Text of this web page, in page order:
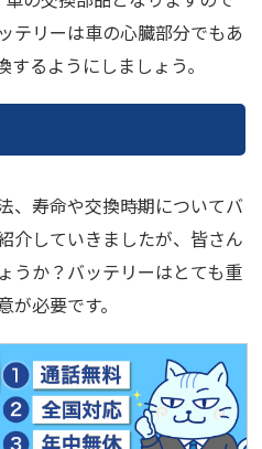
テリーは車の心臓部分でもあ
るようにしましょう。
、寿命や交換時期についてバ
介していきましたが、皆さん
うか？バッテリーはとても重
必要です。